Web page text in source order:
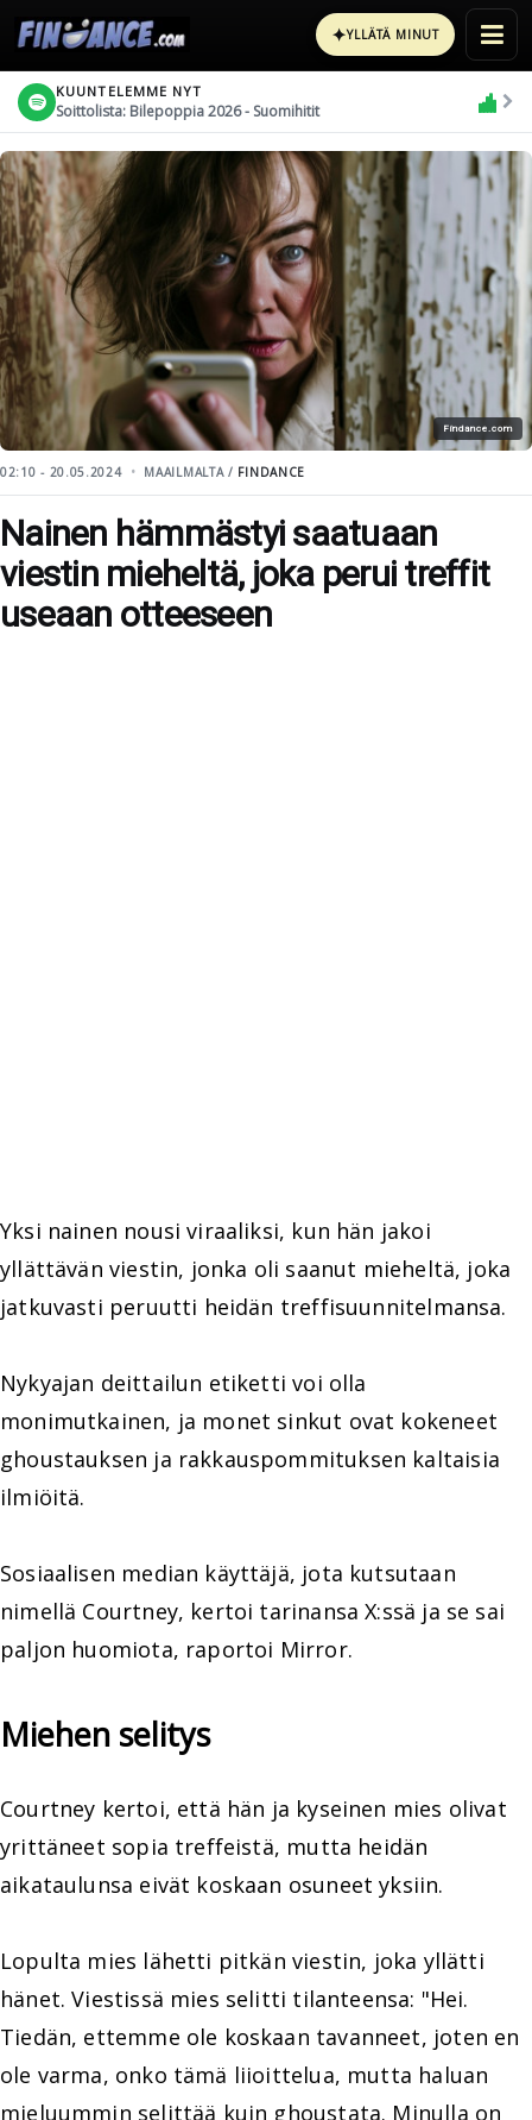
✦YLLÄTÄ MINUT
KUUNTELEMME NYT
Soittolista: Bilepoppia 2026 - Suomihitit
Findance.com
02:10 - 20.05.2024 MAAILMALTA / FINDANCE
Nainen hämmästyi saatuaan
viestin mieheltä, joka perui treffit
useaan otteeseen
Yksi nainen nousi viraaliksi, kun hän jakoi
yllättävän viestin, jonka oli saanut mieheltä, joka
jatkuvasti peruutti heidän treffisuunnitelmansa.
Nykyajan deittailun etiketti voi olla
monimutkainen, ja monet sinkut ovat kokeneet
ghoustauksen ja rakkauspommituksen kaltaisia
ilmiöitä.
Sosiaalisen median käyttäjä, jota kutsutaan
nimellä Courtney, kertoi tarinansa X:ssä ja se sai
paljon huomiota, raportoi Mirror.
Miehen selitys
Courtney kertoi, että hän ja kyseinen mies olivat
yrittäneet sopia treffeistä, mutta heidän
aikataulunsa eivät koskaan osuneet yksiin.
Lopulta mies lähetti pitkän viestin, joka yllätti
hänet. Viestissä mies selitti tilanteensa: "Hei.
Tiedän, ettemme ole koskaan tavanneet, joten en
ole varma, onko tämä liioittelua, mutta haluan
mieluummin selittää kuin ghoustata. Minulla on